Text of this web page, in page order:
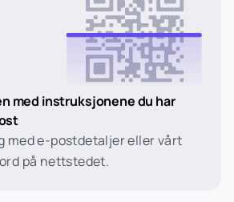
med instruksjonene du har
med e-postdetaljer eller vårt
på nettstedet.